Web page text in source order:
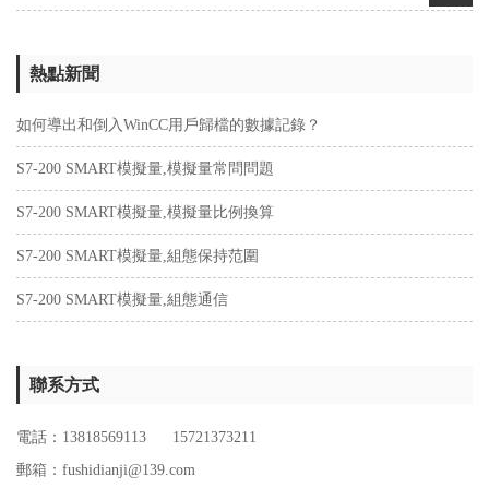
熱點新聞
如何導出和倒入WinCC用戶歸檔的數據記錄？
S7-200 SMART模擬量,模擬量常問問題
S7-200 SMART模擬量,模擬量比例換算
S7-200 SMART模擬量,組態保持范圍
S7-200 SMART模擬量,組態通信
聯系方式
電話：13818569113 15721373211
郵箱：fushidianji@139.com